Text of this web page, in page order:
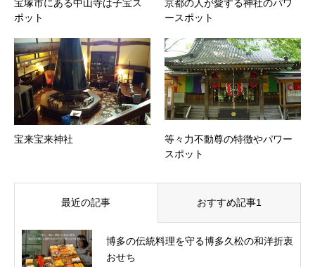
宝塚市にある中山寺は子宝ス
ポット
京都の人が愛する神社のパワ
ースポット
宝来宝来神社
等々力不動尊の特徴やパワー
スポット
最近の記事 おすすめ記事1
博多の伝統料理を守る博多久松の和洋折衷
おせち